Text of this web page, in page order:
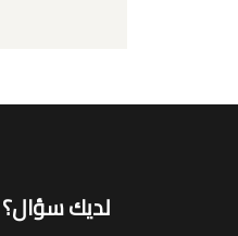
لديك سؤال؟